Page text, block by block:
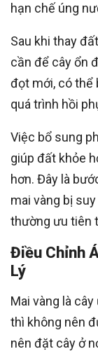
hạn chế úng
Sau khi thay
cần để cây ổn
đọt mới, có thể
quá trình hồi
Việc bổ sung
giúp đất khỏe
hơn. Đây là
mai vàng bị
thường ưu tiên
Điều Chỉnh
Lý
Mai vàng là
thì không nên
nên đặt cây ở